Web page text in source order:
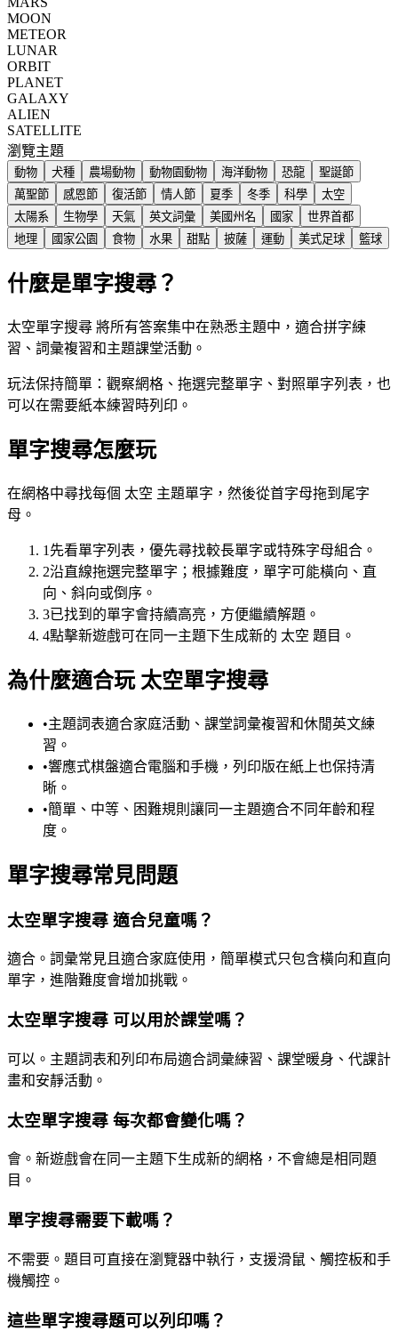
MOON
METEOR
LUNAR
ORBIT
PLANET
GALAXY
ALIEN
SATELLITE
瀏覽主題
動物 犬種 農場動物 動物園動物 海洋動物 恐龍
聖誕節
萬聖節
感恩節 復活節 情人節 夏季 冬季 科學
太空
太陽系
生物學 天氣 英文詞彙 美國州名 國家
世界首都
地理
國家公園 食物 水果 甜點 披薩 運動 美式足球 籃球
什麼是單字搜尋？
太空單字搜尋 將所有答案集中在熟悉主題中，適合拼字練
習、詞彙複習和主題課堂活動。
玩法保持簡單：觀察網格、拖選完整單字、對照單字列表，也
可以在需要紙本練習時列印。
單字搜尋怎麼玩
在網格中尋找每個 太空 主題單字，然後從首字母拖到尾字
母。
1 先看單字列表，優先尋找較長單字或特殊字母組合。
2沿直線拖選完整單字；根據難度，單字可能橫向、直
向、斜向或倒序。
3已找到的單字會持續高亮，方便繼續解題。
4點擊新遊戲可在同一主題下生成新的 太空 題目。
為什麼適合玩 太空單字搜尋
•主題詞表適合家庭活動、課堂詞彙複習和休閒英文練
習。
•響應式棋盤適合電腦和手機，列印版在紙上也保持清
晰。
•簡單、中等、困難規則讓同一主題適合不同年齡和程
度。
單字搜尋常見問題
太空單字搜尋 適合兒童嗎？
適合。詞彙常見且適合家庭使用，簡單模式只包含橫向和直向
單字，進階難度會增加挑戰。
太空單字搜尋 可以用於課堂嗎？
可以。主題詞表和列印布局適合詞彙練習、課堂暖身、代課計
畫和安靜活動。
太空單字搜尋 每次都會變化嗎？
會。新遊戲會在同一主題下生成新的網格，不會總是相同題
目。
單字搜尋需要下載嗎？
不需要。題目可直接在瀏覽器中執行，支援滑鼠、觸控板和手
機觸控。
這些單字搜尋題可以列印嗎？